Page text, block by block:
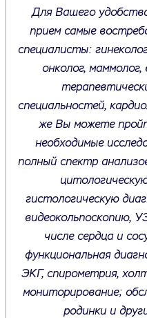
Для Вашего
прием самые
специалисты:
онколог, маммолог,
специальностей,
же Вы можете
необходимые
полный спектр
гистологическую
видеокольпоскопию,
числе сердца и
функциональная
ЭКГ, спирометрия,
мониторирование;
родинки и